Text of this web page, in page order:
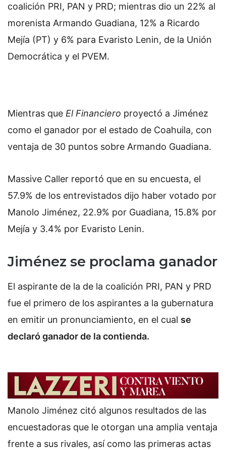
coalición PRI, PAN y PRD; mientras dio un 22% al
morenista Armando Guadiana, 12% a Ricardo
Mejía (PT) y 6% para Evaristo Lenin, de la Unión
Democrática y el PVEM.
Mientras que El Financiero proyectó a Jiménez
como el ganador por el estado de Coahuila, con
ventaja de 30 puntos sobre Armando Guadiana.
Massive Caller reportó que en su encuesta, el
57.9% de los entrevistados dijo haber votado por
Manolo Jiménez, 22.9% por Guadiana, 15.8% por
Mejía y 3.4% por Evaristo Lenin.
Jiménez se proclama ganador
El aspirante de la de la coalición PRI, PAN y PRD
fue el primero de los aspirantes a la gubernatura
en emitir un pronunciamiento, en el cual se
declaró ganador de la contienda.
Manolo Jiménez citó algunos resultados de las
encuestadoras que le otorgan una amplia ventaja
frente a sus rivales, así como las primeras actas